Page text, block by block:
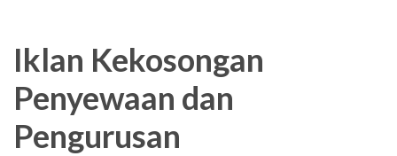
Iklan Kekosongan
Penyewaan dan
Pengurusan